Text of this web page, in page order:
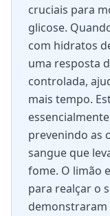
cruciais para
glicose.
com hidratos
uma resposta
controlada,
mais tempo.
prevenindo as
sangue que
fome. O limão
para realçar o
demonstraram